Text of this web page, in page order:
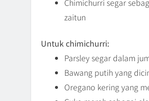
Chimichurri segar
zaitun
Untuk chimichurri:
Parsley segar dalam
Bawang putih yang
Oregano kering yang